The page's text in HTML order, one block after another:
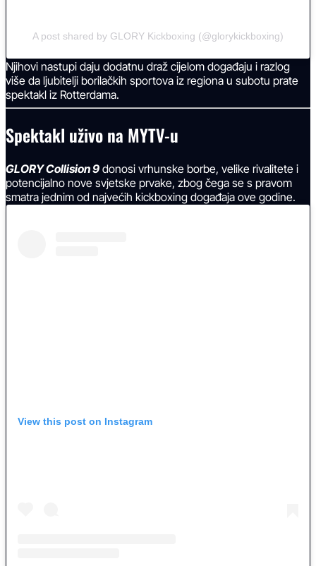
A post shared by GLORY Kickboxing (@glorykickboxing)
Njihovi nastupi daju dodatnu draž cijelom događaju i razlog
više da ljubitelji borilačkih sportova iz regiona u subotu prate
spektakl iz Rotterdama.
Spektakl uživo na MYTV-u
GLORY Collision 9 donosi vrhunske borbe, velike rivalitete i
potencijalno nove svjetske prvake, zbog čega se s pravom
smatra jednim od najvećih kickboxing događaja ove godine.
View this post on Instagram